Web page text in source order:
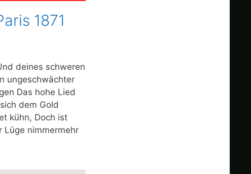
1871
deines schweren
ungeschwächter
Das hohe Lied
dem Gold
kühn, Doch ist
Lüge nimmermehr